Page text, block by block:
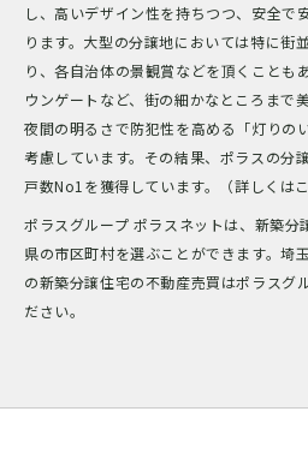
し、高いデザイン性を持ちつつ、安全で
ります。大型の分譲地においては特に街
り、各自治体の景観賞などを頂くことも
ウンゲートなど、街の細かなところまで
夜間の明るさで防犯性を高める「灯りの
考慮しています。その結果、ポラスの分
戸数No1を獲得しています。（詳しくはこ
ポラスグループ ポラスネットは、新築分
県の市区町村を選ぶことができます。埼
の新築分譲住宅の不動産売買はポラスグ
ださい。